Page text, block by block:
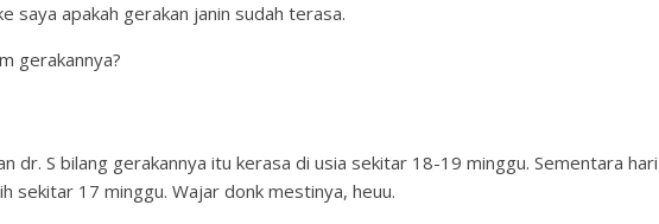
saya apakah gerakan janin sudah terasa.
gerakannya?
dr. S bilang gerakannya itu kerasa di usia sekitar 18-19 minggu. Sementara hari
sekitar 17 minggu. Wajar donk mestinya, heuu.